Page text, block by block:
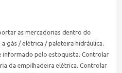
as mercadorias dentro do
gás / elétrica / paleteira hidráulica.
informado pelo estoquista. Controlar
da empilhadeira elétrica. Controlar